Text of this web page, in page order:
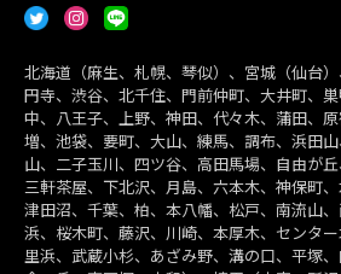
北海道（麻生、札幌、琴似）、宮城（仙台
円寺、渋谷、北千住、門前仲町、大井町、
中、八王子、上野、神田、代々木、蒲田、
増、池袋、要町、大山、練馬、調布、浜田
山、二子玉川、四ツ谷、高田馬場、自由が丘
三軒茶屋、下北沢、月島、六本木、神保町、
津田沼、千葉、柏、本八幡、松戸、南流山
浜、桜木町、藤沢、川崎、本厚木、センタ
里浜、武蔵小杉、あざみ野、溝の口、平塚